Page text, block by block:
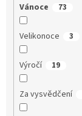
Vánoce 73
Velikonoce 3
Výročí 19
Za vysvědčení